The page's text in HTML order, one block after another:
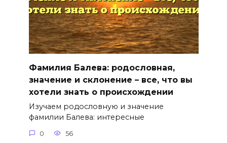
Фамилия Балева: родословная,
значение и склонение – все, что вы
хотели знать о происхождении
Изучаем родословную и значение
фамилии Балева: интересные
0 56